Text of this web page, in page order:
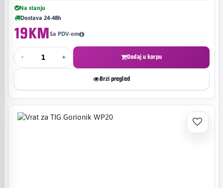
Na stanju
Dostava 24-48h
19KMSa PDV-om
- + Dodaj u korpu
Brzi pregled